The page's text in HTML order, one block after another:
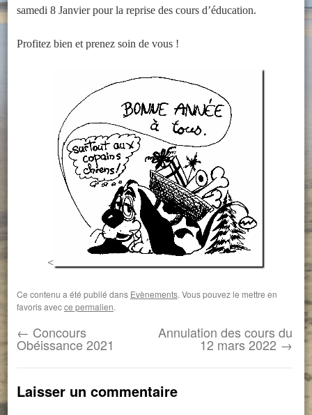
samedi 8 Janvier pour la reprise des cours d’éducation.
Profitez bien et prenez soin de vous !
<
Ce contenu a été publié dans Evènements. Vous pouvez le mettre en
favoris avecce permalien.
← Concours
Obéissance 2021
Annulation des cours du
12 mars 2022 →
Laisser un commentaire